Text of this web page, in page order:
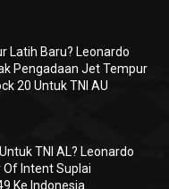
Latih Baru? Leonardo
Pengadaan Jet Tempur
20 Untuk TNI AU
TNI AL? Leonardo
Intent Suplai
Ke Indonesia